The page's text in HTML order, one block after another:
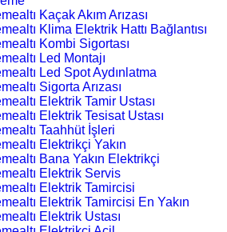
Kaçak Akım Arızası
Klima Elektrik Hattı Bağlantısı
Kombi Sigortası
Led Montajı
Led Spot Aydınlatma
Sigorta Arızası
Elektrik Tamir Ustası
Elektrik Tesisat Ustası
Taahhüt İşleri
Elektrikçi Yakın
Bana Yakın Elektrikçi
Elektrik Servis
Elektrik Tamircisi
Elektrik Tamircisi En Yakın
Elektrik Ustası